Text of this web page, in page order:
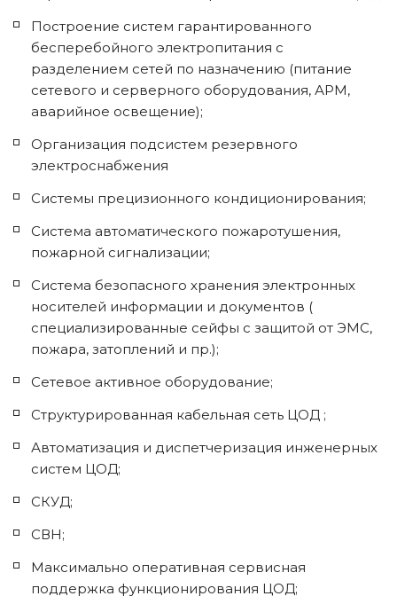
Построение систем гарантированного
бесперебойного электропитания с
разделением сетей по назначению (питание
сетевого и серверного оборудования, АРМ,
аварийное освещение);
Организация подсистем резервного
электроснабжения
Системы прецизионного кондиционирования;
Система автоматического пожаротушения,
пожарной сигнализации;
Система безопасного хранения электронных
носителей информации и документов (
специализированные сейфы с защитой от ЭМС,
пожара, затоплений и пр.);
Сетевое активное оборудование;
Структурированная кабельная сеть ЦОД ;
Автоматизация и диспетчеризация инженерных
систем ЦОД;
СКУД;
СВН;
Максимально оперативная сервисная
поддержка функционирования ЦОД;